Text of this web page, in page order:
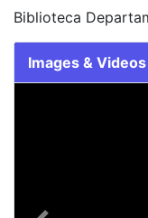
Biblioteca
Images & Videos